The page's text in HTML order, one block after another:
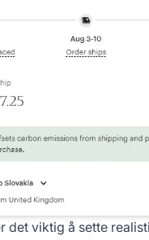
det viktig å sette